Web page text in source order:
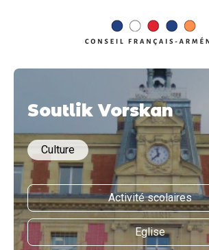
Soutlik Vorskan
Culture
Activité scolaires
Eglise